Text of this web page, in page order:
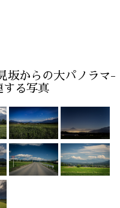
坂からの大パノラマ-
する写真